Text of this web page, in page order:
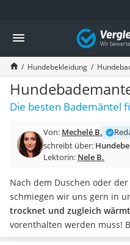
Die beliebtesten Vergleiche
Drogerie
Inhalator
Haarschneider
Rollator
Braun Rasierer
Katzenklappe (Chip)
Masturbator
Massagepistole
Reisehaartrockner
Eiweißpulver
Magnesiumpräparat
Katzenklappe
Nackenmassagegerät
Vergleich
Hundebekleidung
Die besten Bademäntel
Von: Mechelé B.
schreibt über:
Lektorin: Nele B.
Nach dem Duschen oder
schmiegen wir uns gern in
trocknet und zugleich wärmt
vorenthalten werden muss!
bzw. Vergleichstabelle und